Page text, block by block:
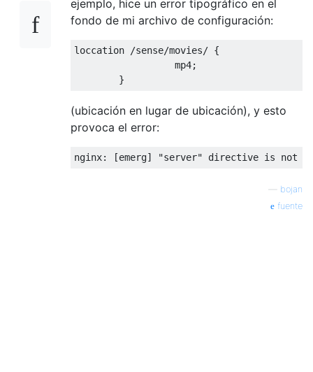
ejemplo, hice un error tipográfico en el
fondo de mi archivo de configuración:
loccation /sense/movies/ {
                  mp4;
(ubicación en lugar de ubicación), y esto
provoca el error:
bojan
fuente